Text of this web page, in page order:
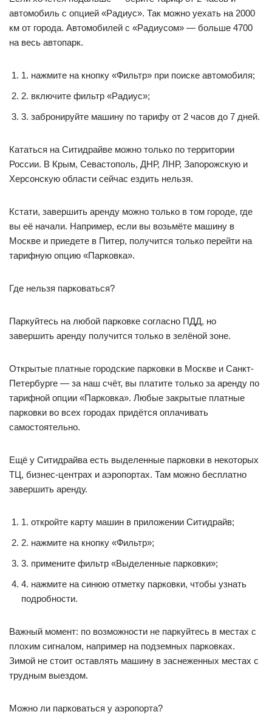
автомобиль с опцией «Радиус». Так можно уехать на 2000
км от города. Автомобилей с «Радиусом» — больше 4700
на весь автопарк.
1. нажмите на кнопку «Фильтр» при поиске автомобиля;
2. включите фильтр «Радиус»;
3. забронируйте машину по тарифу от 2 часов до 7 дней.
Кататься на Ситидрайве можно только по территории
России. В Крым, Севастополь, ДНР, ЛНР, Запорожскую и
Херсонскую области сейчас ездить нельзя.
Кстати, завершить аренду можно только в том городе, где
вы её начали. Например, если вы возьмёте машину в
Москве и приедете в Питер, получится только перейти на
тарифную опцию «Парковка».
Где нельзя парковаться?
Паркуйтесь на любой парковке согласно ПДД, но
завершить аренду получится только в зелёной зоне.
Открытые платные городские парковки в Москве и Санкт-
Петербурге — за наш счёт, вы платите только за аренду по
тарифной опции «Парковка». Любые закрытые платные
парковки во всех городах придётся оплачивать
самостоятельно.
Ещё у Ситидрайва есть выделенные парковки в некоторых
ТЦ, бизнес-центрах и аэропортах. Там можно бесплатно
завершить аренду.
1. откройте карту машин в приложении Ситидрайв;
2. нажмите на кнопку «Фильтр»;
3. примените фильтр «Выделенные парковки»;
4. нажмите на синюю отметку парковки, чтобы узнать
подробности.
Важный момент: по возможности не паркуйтесь в местах с
плохим сигналом, например на подземных парковках.
Зимой не стоит оставлять машину в заснеженных местах с
трудным выездом.
Можно ли парковаться у аэропорта?